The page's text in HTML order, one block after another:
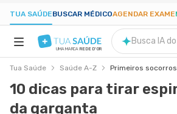
TUA SAÚDEBUSCAR MÉDICOAGENDAR EXAME
NUTRIÇÃO
UMA MARCA REDE D'OR
Busca IA
Tua Saúde Saúde A-Z Primeiros socorros
10 dicas para tirar
da garganta